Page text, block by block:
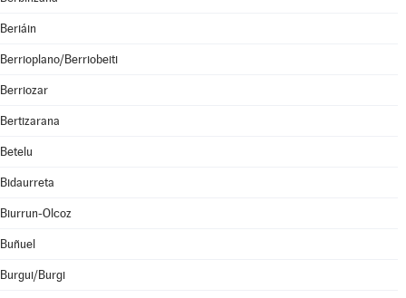
Beriáin
Berrioplano/Berriobeiti
Berriozar
Bertizarana
Betelu
Bidaurreta
Biurrun-Olcoz
Buñuel
Burgui/Burgi